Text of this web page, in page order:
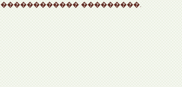
������������ ���������.